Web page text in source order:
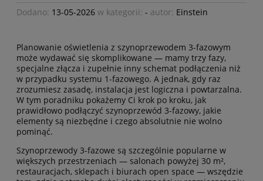
Dodano: 13-05-2026 w kategorii: - autor: Einstein
Planowanie oświetlenia z szynoprzewodem 3-fazowym
może wydawać się skomplikowane — mamy trzy fazy,
specjalne złącza i zupełnie inny schemat podłączenia niż
w przypadku systemu 1-fazowego. A jednak, gdy raz
zrozumiesz zasadę, instalacja jest logiczna i powtarzalna.
W tym poradniku pokażemy Ci krok po kroku, jak
prawidłowo podłączyć szynoprzewód 3-fazowy, jakie
elementy są niezbędne i czego absolutnie nie wolno
pominąć.
Szynoprzewody 3-fazowe są szczególnie popularne w
większych przestrzeniach — salonach powyżej 30 m²,
restauracjach, sklepach i biurach open space — wszędzie